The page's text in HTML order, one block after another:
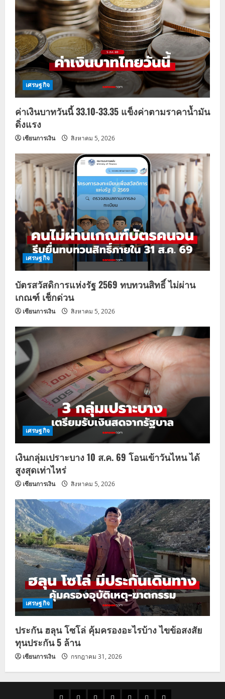
เศรษฐกิจ
ค่าเงินบาทวันนี้ 33.10-33.35 แข็งค่าตามราคาน้ำมัน
ดิ่งแรง
เซียนการเงิน สิงหาคม 5, 2026
เศรษฐกิจ
บัตรสวัสดิการแห่งรัฐ 2569 ทบทวนสิทธิ์ ไม่ผ่าน
เกณฑ์ เช็กด่วน
เซียนการเงิน สิงหาคม 5, 2026
เศรษฐกิจ
เงินกลุ่มเปราะบาง 10 ส.ค. 69 โอนเข้าวันไหน ได้
สูงสุดเท่าไหร่
เซียนการเงิน สิงหาคม 5, 2026
เศรษฐกิจ
ประกัน ฮลุน โซโล่ คุ้มครองอะไรบ้าง ไขข้อสงสัย
ทุนประกัน 5 ล้าน
เซียนการเงิน กรกฎาคม 31, 2026
ราคาแนว ข่าว ข่าว ดูด ที่ ผู้ชาย